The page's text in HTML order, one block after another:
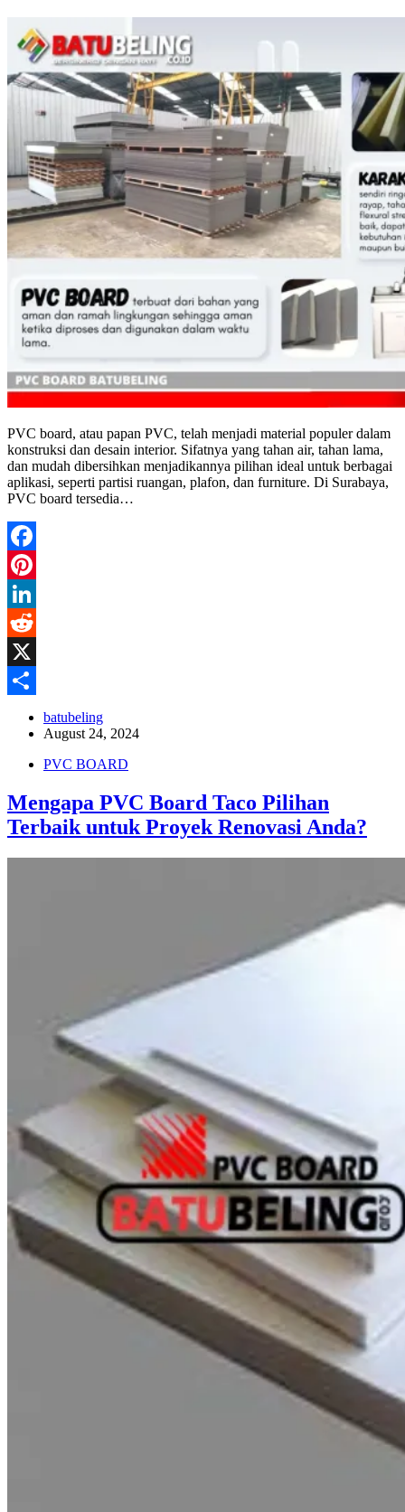
PVC board, atau papan PVC, telah menjadi material populer dalam
konstruksi dan desain interior. Sifatnya yang tahan air, tahan lama,
dan mudah dibersihkan menjadikannya pilihan ideal untuk berbagai
aplikasi, seperti partisi ruangan, plafon, dan furniture. Di Surabaya,
PVC board tersedia…
Facebook
Pinterest
LinkedIn
Reddit
X
batubeling
August 24, 2024
PVC BOARD
Mengapa PVC Board Taco Pilihan
Terbaik untuk Proyek Renovasi Anda?